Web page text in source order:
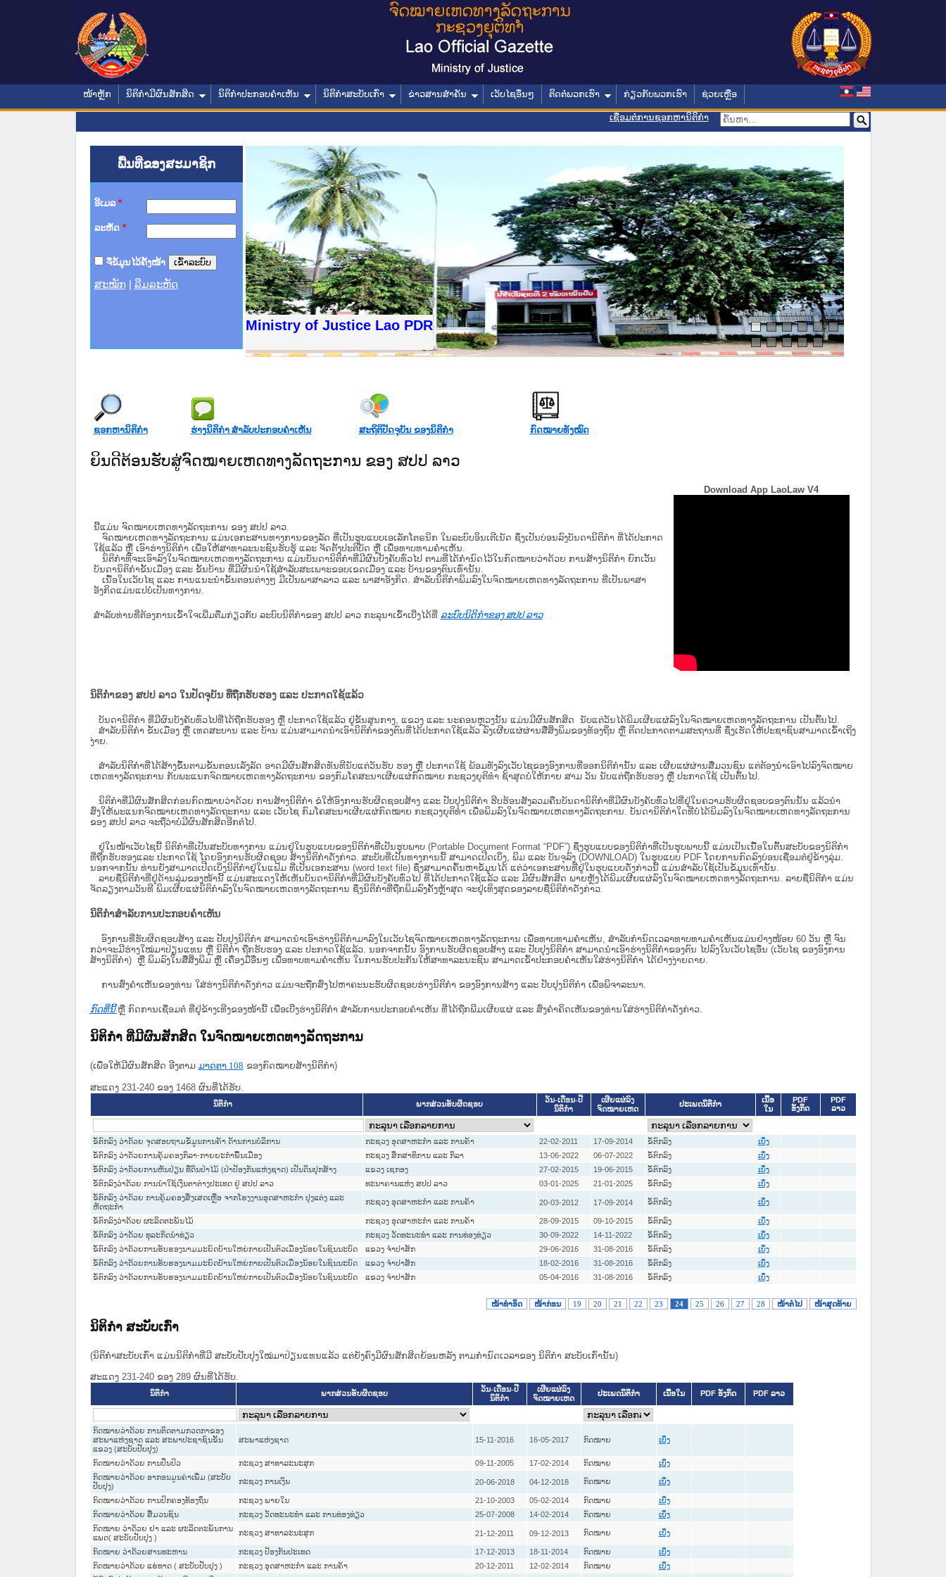
ໜ້າຫຼັກ ນິຕິກໍາມີຜົນສັກສິດ ນິຕິກໍາປະກອບຄໍາເຫັນ ນິຕິກໍາສະບັບເກົ່າ ຂ່າວສານສໍາຄັນ ເວັບໄຊອື່ນໆ ຕິດຕໍ່ພວກເຮົາ ກ່ຽວກັບພວກເຮົາ ຊ່ວຍເຫຼືອ
ເຊື່ອມຕໍ່ການຊອກຫານິຕິກຳ
ພື້ນທີ່ຂອງສະມາຊິກ
ອີເມລ *
ລະຫັດ *
ຈື່ຂໍ້ມູນໄວ້ຄັ້ງໜ້າ
ສະໝັກ ລືມລະຫັດ
Ministry of Justice Lao PDR
ານສະພາປະຊາຊົນ ພາກເໜືອ
ທາງລັດຖະການ
ສຳລັບ ພາກກາງ
ສຳລັບ ພາກໃຕ້
ວິທະຍາຄານຕຳຫຼວດປະຊາຊົນ
ວິທະຍາຄານສັນຕິບານປະຊາຊົນ
ຂັ້ນແຂວງພາກເໜືອ
ານສະພາປະຊາຊົນ ພາກກາງ
ຊອກຫານິຕິກໍາ ຮ່າງນິຕິກໍາ ສໍາລັບປະກອບຄໍາເຫັນ ສະຖິຕິປັດຈຸບັນ ຂອງນິຕິກໍາ ກົດໝາຍທັງໝົດ
ຍິນດີຕ້ອນຮັບສູ່ຈົດໝາຍເຫດທາງລັດຖະການ ຂອງ ສປປ ລາວ
ນີ້ແມ່ນ ຈົດໝາຍເຫດທາງລັດຖະການ ຂອງ ສປປ ລາວ.
ຈົດໝາຍເຫດທາງລັດຖະການ ແມ່ນ​ເອ​ກະ​ສານ​ທາງ​ການ​ຂອງ​ລັດ ທີ່​ເປັນ​ຮູບ​ແບບ​ເອ​ເລັກ​ໂຕ​ຣ​ນິກ ໃນ​ລະ​ບົບ​ອິນ​ເຕີ​ເນັດ ຊຶ່ງ​ເປັນ​ບ່ອນ​ລົງ​ບັນ​ດາ​ນິ​ຕິ​ກຳ ທີ່ໄດ້ປະກາດ
ໃຊ້ແລ້ວ ຫຼື ເອົາຮ່າງນິຕິກໍາ ເພື່ອໃຫ້​ສາ​ທາ​ລະ​ນະ​ຊົນ​ຮັບ​ຮູ້ ແລະ ຈັດ​ຕັ້ງ​ປະ​ຕິ​ບັດ ຫຼື ເພື່ອທາບທາມຄໍາເຫັນ.
ນິ​ຕິ​ກຳ​ທີ່​ຈະ​ເອົາ​ລົງ​ໃນ​ຈົດ​ໝາຍ​ເຫດ​ທາງ​ລັດ​ຖະ​ການ ​ແມ່ນ​ບັນ​ດາ​ນິ​ຕິ​ກຳ​ທີ່​ມີ​ຜົນ​ບັງ​ຄັບ​ທົ່ວ​ໄປ ຕາມ​ທີ່​ໄດ້​ກຳ​ນົດ​ໄວ້​ໃນ​ກົດ​ໝາຍ​ວ່າ​ດ້ວຍ​ ການ​ສ້າງ​ນິ​ຕິ​ກຳ ຍົກ​ເວັ້ນ​
ບັນ​ດານິ​ຕິ​ກຳ​ຂັ້ນ​ເມືອງ ແລະ ຂັ້ນ​ບ້ານ ​ທີ່​ມີ​ຜົນ​ນຳ​ໃຊ້​ສຳ​ລັບ​ສະ​ເພາະ​ຂອບ​ເຂດ​ເມືອງ ແລະ ບ້ານ​ຂອງ​ຕົນ​ເທົ່າ​ນັ້ນ.
ເນື້ອໃນ​ເວັບ​ໄຊ​ ແລະ ການແນະນໍາຂັ້ນຕອນຕ່າງໆ ມີເປັນພາສາລາວ ແລະ ພາສາອັງກິດ. ສໍາລັບນິຕິກຳພິມລົງໃນຈົດໝາຍເຫດທາງລັດຖະການ ທີ່ເປັນພາສາ
ອັງກິດແມ່ນແປບໍ່ເປັນທາງການ.
ສໍາລັບທ່ານທີ່ຕ້ອງການເຂົ້າໃຈເພີ່ມຕື່ມກ່ຽວກັບ ລະບົບນິຕິກຳຂອງ ສປປ ລາວ ກະລຸນາເຂົ້າເບີ່ງໄດ້ທີ່ ລະບົບນິຕິກຳຂອງ ສປປ ລາວ
Download App LaoLaw V4
ນິຕິກຳຂອງ ສປປ ລາວ ໃນປັດຈຸບັນ ທີ່ຖືກ​ຮັບ​ຮອງ ແລະ ປະກາດໃຊ້ແລ້ວ
ບັນດານິຕິກໍາ ທີ່ມີຜົນບັງຄັບທົ່ວໄປທີ່ໄດ້ຖືກ​ຮັບ​ຮອງ ຫຼື ປະກາດໃຊ້ແລ້ວ ຢູ່ຂັ້ນ​ສູນ​ກາງ, ແຂວງ ແລະ ນະຄອນຫຼວງນັ້ນ ແມ່ນມີຜົນສັກສິດ ນັບ​ແຕ່​ວັນໄດ້ພິມເຜີຍແຜ່ລົງໃນຈົດໝາຍເຫດທາງລັດຖະການ ເປັນ​ຕົ້ນ​ໄປ.
ສຳລັບນິ​ຕິ​ກຳ ຂັ້ນເມືອງ ຫຼື ເທດ​ສະ​ບານ ແລະ ບ້ານ ແມ່ນສາມາດນຳເອົານິຕິກຳຂອງຕົນທີ່ໄດ້ປະກາດໃຊ້ແລ້ວ ລົງ​ເຜີຍແຜ່​ຜ່ານ​ສື່ສິ່ງພິມຂອງທ້ອງຖິ່ນ ຫຼື ຕິດປະກາດຕາມສະຖານທີ່ ຊຶ່ງເຮັດໃຫ້ປະຊາຊົນສາມາດເຂົ້າເຖິງ
ງ່າຍ.
ສໍາລັບນິຕິກໍາທີ່ໄດ້ສ້າງຂຶ້ນຕາມຂັ້ນຕອນເລັ່ງລັດ ອາດມີຜົນສັກສິດທັນທີນັບແຕ່ວັນຮັບ ຮອງ ຫຼື ປະກາດໃຊ້ ພ້ອມທັງລົງເວັບໄຊຂອງອົງການທີ່ອອກນິຕິກໍານັ້ນ ແລະ ເຜີຍແຜ່ຜ່ານສື່ມວນຊົນ ແຕ່ຕ້ອງນໍາເອົາໄປລົງຈົດໝາຍ
ເຫດທາງລັດຖະການ ກັບ​ພະແນກຈົດ​ໝາຍ​ເຫດ​ທາງ​ລັດ​ຖະ​ການ​ ຂອງກົມໂຄສະນາເຜີຍແຜ່ກົດໝາຍ ກະຊວງຍຸຕິທໍາ ຊ້າສຸດບໍ່ໃຫ້ກາຍ ສາມ ວັນ ນັບແຕ່ຖືກຮັບຮອງ ຫຼື ປະກາດໃຊ້ ເປັນຕົ້ນໄປ.
ນິ​ຕິ​ກຳ​ທີ່​ມີ​ຜົນ​ສັກ​ສິດ​ກ່ອນ​ກົດ​ໝາຍ​ວ່າ​ດ້ວຍ​ ການ​ສ້າງ​ນິ​ຕິ​ກຳ ຂໍໃຫ້ອົງ​ການ​ຮັບ​ຜິດ​ຊອບ​ສ້າງ ແລະ ປັບ​ປຸງນິ​ຕິ​ກຳ ຮີບຮ້ອນສັງລວມຄືນບັນດານິຕິກໍາທີ່ມີຜົນບັງຄັບທົ່ວໄປທີ່ຢູ່ໃນຄວາມຮັບຜິດຊອບຂອງຕົນນັ້ນ ແລ້ວນໍາ
ສົ່ງໃຫ້​ພະແນກຈົດ​ໝາຍ​ເຫດ​ທາງ​ລັດ​ຖະ​ການ ແລະ ເວັບໄຊ​ ກົມໂຄສະນາເຜີຍແຜ່ກົດໝາຍ ກະຊວງຍຸຕິທໍາ ເພື່ອພິມລົງໃນຈົດໝາຍເຫດທາງລັດຖະການ. ບັນ​ດາ​ນິ​ຕິ​ກຳ​ໃດ​ທີ່ບໍ່​ໄດ້​ພິມ​ລົງ​ໃນ​ຈົດ​ໝາຍ​ເຫດ​ທາງ​ລັດ​ຖະ​ການ
ຂອງ ສປ​ປ ລາວ ​ຈະຖື​ວ່າບໍ່​ມີ​ຜົນ​ສັກ​ສິດ​ອີກ​ຕໍ່​ໄປ.
ຢູ່ໃນໜ້າ​ເວັບ​ໄຊ​ນີ້ ນິຕິກຳທີ່ເປັນສະບັບທາງການ ແມ່ນຢູ່ໃນຮູບແບບຂອງນິຕິກໍາທີ່ເປັນຮູບພາບ (Portable Document Format “PDF”) ຊຶ່ງຮູບແບບຂອງນິຕິກໍາທີ່ເປັນຮູບພາບນີ້ ແມ່ນເປັນເນື້ອໃນຕົ້ນສະບັບຂອງນິຕິກໍາ
ທີ່ຖືກຮັບຮອງແລະ ປະກາດໃຊ້ ໂດຍອົງການຮັບຜິດຊອບ ສ້າງນິຕິກຳດັ່ງກ່າວ. ສະບັບທີ່ເປັນທາງການນີ້ ສາມາດເປີດເບິ່ງ, ພິມ ແລະ ບັນຈຸລົງ (DOWNLOAD) ໃນຮູບແບບ PDF ໂດຍການກົດລົງບ່ອນເຊື່ອມຕໍ່ຢູ່ຂ້າງລຸ່ມ.
ນອກຈາກນັ້ນ ທ່ານຍັງສາມາດເປີດເບິ່ງນິຕິກຳຢູ່ໃນແຟ້ມ ທີ່ເປັນເອກະສານ (word text file) ຊຶ່ງສາມາດຄົ້ນຫາຂໍ້ມູນໄດ້ ແຕ່ວ່າເອກະສານທີ່ຢູ່ໃນຮູບແບບດັ່ງກ່າວນີ້ ແມ່ນສຳລັບໃຊ້ເປັນຂໍ້ມູນເທົ່ານັ້ນ.
ລາຍຊື່ນິຕິກຳທີ່ຢູ່ດ້ານລຸ່ມຂອງໜ້ານີ້ ແມ່ນສະແດງໃຫ້ເຫັນບັນດານິຕິກຳທີ່ມີຜົນບັງຄັບທົ່ວໄປ ທີ່ໄດ້ປະກາດໃຊ້ແລ້ວ ແລະ ມີຜົນສັກສິດ ພາຍຫຼັງໄດ້ພິມເຜີຍແຜ່ລົງໃນຈົດໝາຍເຫດທາງລັດຖະການ. ລາຍຊື່ນິຕິກຳ ແມ່ນ
ຈັດລຽງຕາມວັນທີ ພິມເຜີຍແຜ່ນິຕິກຳລົງໃນຈົດໝາຍເຫດທາງລັດຖະການ ຊຶ່ງນິຕິກຳທີ່ຖືກພິມລົງຄັ້ງຫຼ້າສຸດ ຈະຢູ່ເທິງສຸດຂອງລາຍຊື່ນິຕິກໍາດັ່ງກ່າວ.
ນິຕິກຳສຳລັບການປະກອບຄຳເຫັນ
ອົງການທີ່ຮັບຜິດຊອບສ້າງ ແລະ ປັບປຸງນິຕິກຳ ສາມາດນຳເອົາຮ່າງນິຕິກຳມາລົງໃນ​ເວັບ​ໄຊຈົດໝາຍເຫດທາງລັດຖະການ ເພື່ອທາບທາມຄຳເຫັນ, ສໍາລັບກໍານົດເວລາທາບທາມຄໍາເຫັນແມ່ນຢ່າງໜ້ອຍ 60 ວັນ ຫຼື ຈົນ
ກວ່າຈະມີຮ່າງໃໝ່ມາປ່ຽນແທນ ຫຼື ນິຕິກໍາ ຖືກຮັບຮອງ ແລະ ປະກາດໃຊ້ແລ້ວ. ນອກຈາກນັ້ນ ອົງການຮັບຜິດຊອບສ້າງ ແລະ ປັບປຸງນິຕິກໍາ ສາມາດນຳເອົາຮ່າງນິຕິກຳຂອງຕົນ ໄປລົງໃນ​ເວັບ​ໄຊ​ອື່ນ (ເວັບ​ໄຊ​ ຂອງອົງການ
ສ້າງນິຕິກຳ) ຫຼື ພິມລົງໃນສື່ສິ່ງພິມ ຫຼື ເຄື່ອງມືອື່ນໆ ເພື່ອທາບທາມຄໍາເຫັນ ໃນການຮັບປະກັນໃຫ້ສາທາລະນະຊົນ ສາມາດເຂົ້າປະກອບຄໍາເຫັນໃສ່ຮ່າງນິຕິກຳ ໄດ້ຢ່າງງ່າຍດາຍ.
ການສົ່ງຄໍາເຫັນຂອງທ່ານ ໃສ່ຮ່າງນິຕິກຳດັ່ງກ່າວ ແມ່ນຈະຖືກສົ່ງໄປຫາຄະນະຮັບຜິດຊອບຮ່າງນິຕິກຳ ຂອງອົງການສ້າງ ແລະ ປັບປຸງນິຕິກຳ ເພື່ອພິຈາລະນາ.
ກົດທີ່ນີ້ ຫຼື ກົດການເຊື່ອມຕໍ່ ທີ່ຢູ່ຂ້າງເທີງຂອງໜ້ານີ້ ເພື່ອເບີ່ງຮ່າງນິຕິກໍາ ສໍາລັບການປະກອບຄຳເຫັນ ທີ່ໄດ້ຖືກພີມເຜີຍແຜ່ ແລະ ສົ່ງຄຳຄິດເຫັນຂອງທ່ານໃສ່ຮ່າງນິຕິກຳດັ່ງກ່າວ.
ນິຕິກໍາ ທີ່ມີຜົນສັກສິດ ໃນຈົດໝາຍເຫດທາງລັດຖະການ
(ເພື່ອໃຫ້ມີຜົນສັກສິດ ອີງຕາມ ມາດ​ຕາ 108 ຂອງກົດໝາຍສ້າງນິຕິກໍາ)
ສະແດງ 231-240 ຂອງ 1468 ຜົນທີ່ໄດ້ຮັບ.
ນິຕິກໍາ ພາກສ່ວນຮັບຜິດຊອບ
ວັນ-ເດືອນ-ປີ
ນິຕິກໍາ
ເຜີຍແຜ່ລົງ
ຈົດໝາຍເຫດ
ປະເພດນິຕິກຳ
ເນື້ອ
ໃນ
PDF
ອັງກິດ
PDF
ລາວ
ຂໍ້ຕົກລົງ ວ່າດ້ວຍ ຈຸດສອບຖາມຂໍ້ມູນການຄ້າ ດ້ານການບໍລິການ ກະຊວງ ອຸດສາຫະກຳ ແລະ ການຄ້າ 22-02-2011 17-09-2014 ຂໍ້ຕົກລົງ ເບິ່ງ
ຂໍ້ຕົກລົງ ວ່າດ້ວຍການຄຸ້ມຄອງກິລາ-ກາຍຍະກໍາພື້ນເມືອງ ກະຊວງ ສຶກສາທິການ ແລະ ກິລາ 13-06-2022 06-07-2022 ຂໍ້ຕົກລົງ ເບິ່ງ
ຂໍ້ຕົກລົງ ວ່າດ້ວຍການຫັນປ່ຽນ ທີ່ດິນປ່າໄມ້ (ປ່າປ້ອງກັນແຫ່ງຊາດ) ເປັນດິນປຸກສ້າງ ແຂວງ ເຊກອງ 27-02-2015 19-06-2015 ຂໍ້ຕົກລົງ ເບິ່ງ
ຂໍ້ຕົກລົງວ່າດ້ວຍ ການນຳໃຊ້ເງິນຕາຕ່າງປະເທດ ຢູ່ ສປປ ລາວ ທະນາຄານແຫ່ງ ສປປ ລາວ 03-01-2025 21-01-2025 ຂໍ້ຕົກລົງ ເບິ່ງ
ຂໍ້ຕົກລົງ ວ່າດ້ວຍ ການຄຸ້ມຄອງສິ່ງເສດເຫຼືອ ຈາກໂຮງງານອຸດສາຫະກຳ ປຸງແຕ່ງ ແລະ
ຫັດຖະກຳ
ກະຊວງ ອຸດສາຫະກຳ ແລະ ການຄ້າ 20-03-2012 17-09-2014 ຂໍ້ຕົກລົງ ເບິ່ງ
ຂໍ້ຕົກລົງວ່າດ້ວຍ ຜະລິດຕະພັນໄມ້ ກະຊວງ ອຸດສາຫະກຳ ແລະ ການຄ້າ 28-09-2015 09-10-2015 ຂໍ້ຕົກລົງ ເບິ່ງ
ຂໍ້ຕົກລົງ ວ່າດ້ວຍ ທຸລະກິດນຳທ່ຽວ ກະຊວງ ວັດທະນະທຳ ແລະ ການທ່ອງທ່ຽວ 30-09-2022 14-11-2022 ຂໍ້ຕົກລົງ ເບິ່ງ
ຂໍ້ຕົກລົງ ວ່າດ້ວຍການຮັບຮອງນາມມະຍົດບ້ານໃຫຍ່ກາຍເປັນຕົວເມືອງນ້ອຍໃນຊົນນະບົດ ແຂວງ ຈໍາປາສັກ 29-06-2016 31-08-2016 ຂໍ້ຕົກລົງ ເບິ່ງ
ຂໍ້ຕົກລົງ ວ່າດ້ວຍການຮັບຮອງນາມມະຍົດບ້ານໃຫຍ່ກາຍເປັນຕົວເມືອງນ້ອຍໃນຊົນນະບົດ ແຂວງ ຈໍາປາສັກ 18-02-2016 31-08-2016 ຂໍ້ຕົກລົງ ເບິ່ງ
ຂໍ້ຕົກລົງ ວ່າດ້ວຍການຮັບຮອງນາມມະຍົດບ້ານໃຫຍ່ກາຍເປັນຕົວເມືອງນ້ອຍໃນຊົນນະບົດ ແຂວງ ຈໍາປາສັກ 05-04-2016 31-08-2016 ຂໍ້ຕົກລົງ ເບິ່ງ
ໜ້າທໍາອິດ ໜ້າກ່ອນ 19 20 21 22 23 24 25 26 27 28 ໜ້າຕໍ່ໄປ ໜ້າສຸດທ້າຍ
ນິຕິກໍາ ສະບັບເກົ່າ
(ນິຕິກໍາສະບັບເກົ່າ ແມ່ນນິຕິກໍາທີ່ມີ ສະບັບປັບປຸງໃໝ່ມາປ່ຽນແທນແລ້ວ ແຕ່ຍັງຄົງມີຜົນສັກສິດຍ້ອນຫລັງ ຕາມກໍານົດເວລາຂອງ ນິຕິກໍາ ສະບັບເກົ່ານັ້ນ)
ສະແດງ 231-240 ຂອງ 289 ຜົນທີ່ໄດ້ຮັບ.
ນິຕິກໍາ ພາກສ່ວນຮັບຜິດຊອບ
ວັນ-ເດືອນ-ປີ
ນິຕິກໍາ
ເຜີຍແຜ່ລົງ
ຈົດໝາຍເຫດ
ປະເພດນິຕິກຳ ເນື້ອໃນ PDF ອັງກິດ PDF ລາວ
ກົດໝາຍວ່າດ້ວຍ ການຕິດຕາມກວດກາຂອງ
ສະພາແຫ່ງຊາດ ແລະ ສະພາປະຊາຊົນຂັ້ນ
ແຂວງ (ສະບັບປັບປຸງ)
ສະພາແຫ່ງຊາດ 15-11-2016 16-05-2017 ກົດໝາຍ ເບິ່ງ
ກົດໝາຍວ່າດ້ວຍ ການປິ່ນປົວ ກະຊວງ ສາທາລະນະສຸກ 09-11-2005 17-02-2014 ກົດໝາຍ ເບິ່ງ
ກົດໝາຍວ່າດ້ວຍ ອາກອນມູນຄ່າເພີ່ມ (ສະບັບ
ປັບປຸງ)
ກະຊວງ ການເງິນ 20-06-2018 04-12-2018 ກົດໝາຍ ເບິ່ງ
ກົດໝາຍວ່າດ້ວຍ ການປົກຄອງທ້ອງຖິ່ນ ກະຊວງ ພາຍໃນ 21-10-2003 05-02-2014 ກົດໝາຍ ເບິ່ງ
ກົດໝາຍວ່າດ້ວຍ ສື່ມວນຊົນ ກະຊວງ ວັດທະນະທຳ ແລະ ການທ່ອງທ່ຽວ 25-07-2008 14-02-2014 ກົດໝາຍ ເບິ່ງ
ກົດໝາຍ ວ່າດ້ວຍ ຢາ ແລະ ຜະລິດຕະພັນການ
ແພດ( ສະບັບປັບປຸງ )
ກະຊວງ ສາທາລະນະສຸກ 21-12-2011 09-12-2013 ກົດໝາຍ ເບິ່ງ
ກົດໝາຍ ວ່າດ້ວຍສານທະຫານ ກະຊວງ ປ້ອງກັນປະເທດ 17-12-2013 18-11-2014 ກົດໝາຍ ເບິ່ງ
ກົດໝາຍວ່າດ້ວຍ ແຮ່ທາດ ( ສະບັບປັບປຸງ ) ກະຊວງ ອຸດສາຫະກຳ ແລະ ການຄ້າ 20-12-2011 12-02-2014 ກົດໝາຍ ເບິ່ງ